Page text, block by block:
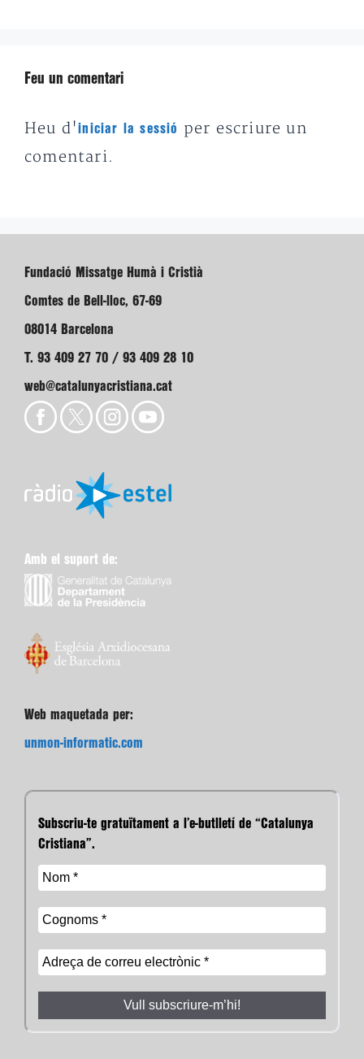
Feu un comentari
Heu d'iniciar la sessió
per escriure un
comentari.
Fundació Missatge Humà i Cristià
Comtes de Bell-lloc, 67-69
08014 Barcelona
T. 93 409 27 70 / 93 409 28 10
web@catalunyacristiana.cat
Amb el suport de:
Web maquetada per:
unmon-informatic.com
Subscriu-te gratuïtament a l’e-butlletí de “Catalunya
Cristiana”.